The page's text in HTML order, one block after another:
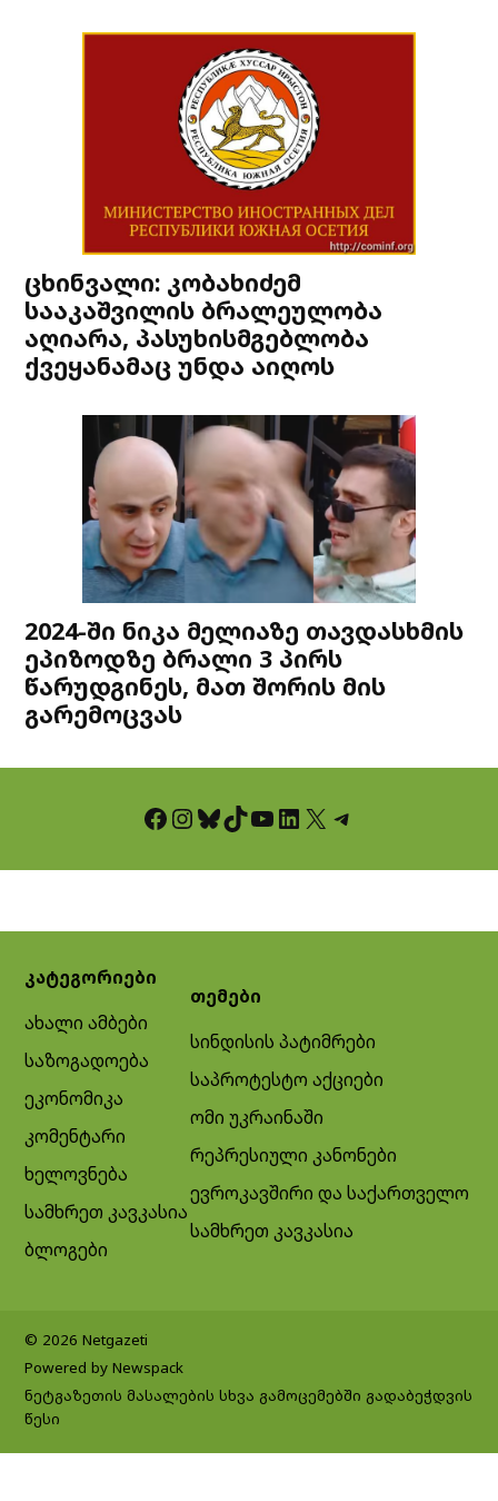
ცხინვალი: კობახიძემ
სააკაშვილის ბრალეულობა
აღიარა, პასუხისმგებლობა
ქვეყანამაც უნდა აიღოს
2024-ში ნიკა მელიაზე თავდასხმის
ეპიზოდზე ბრალი 3 პირს
წარუდგინეს, მათ შორის მის
გარემოცვას
Facebook InstagramBluesky TikTok YouTube LinkedIn X Telegram
კატეგორიები
ახალი ამბები
საზოგადოება
ეკონომიკა
კომენტარი
ხელოვნება
სამხრეთ კავკასია
ბლოგები
თემები
სინდისის პატიმრები
საპროტესტო აქციები
ომი უკრაინაში
რეპრესიული კანონები
ევროკავშირი და საქართველო
სამხრეთ კავკასია
© 2026 Netgazeti
Powered by Newspack
ნეტგაზეთის მასალების სხვა გამოცემებში გადაბეჭდვის
წესი